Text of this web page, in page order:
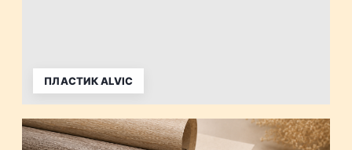
ПЛАСТИК ALVIC